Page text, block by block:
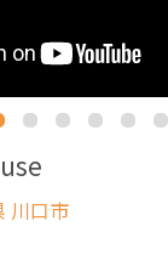
川口市